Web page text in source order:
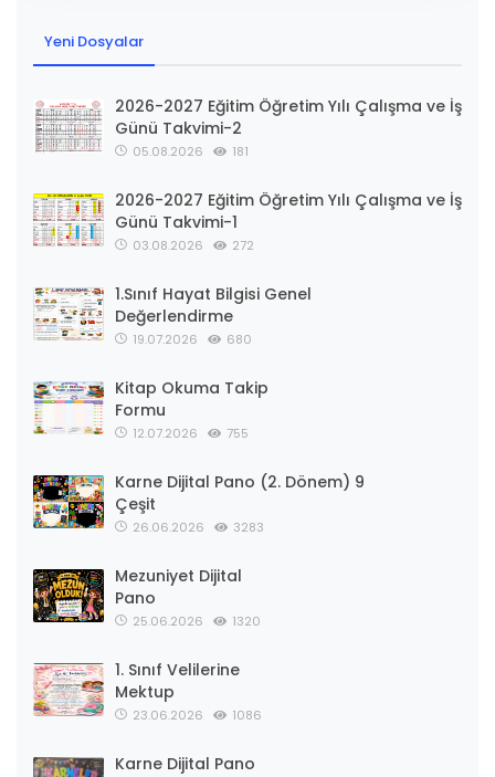
Yeni Dosyalar
2026-2027 Eğitim Öğretim Yılı Çalışma ve İş
Günü Takvimi-2
05.08.2026 181
2026-2027 Eğitim Öğretim Yılı Çalışma ve İş
Günü Takvimi-1
03.08.2026 272
1.Sınıf Hayat Bilgisi Genel
Değerlendirme
19.07.2026 680
Kitap Okuma Takip
Formu
12.07.2026 755
Karne Dijital Pano (2. Dönem) 9
Çeşit
26.06.2026 3283
Mezuniyet Dijital
Pano
25.06.2026 1320
1. Sınıf Velilerine
Mektup
23.06.2026 1086
Karne Dijital Pano